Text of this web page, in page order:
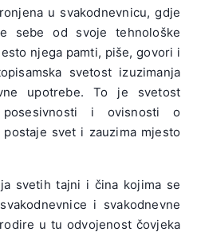
u svakodnevnicu, gdje
sebe od svoje tehnološke
njega pamti, piše, govori i
svetost izuzimanja
upotrebe. To je svetost
posesivnosti i ovisnosti o
svet i zauzima mjesto
svetih tajni i čina kojima se
i svakodnevne
u tu odvojenost čovjeka